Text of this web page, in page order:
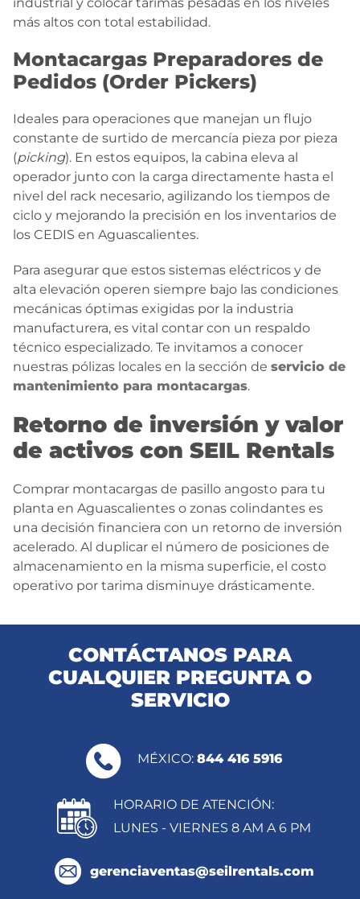
más altos con total estabilidad.
Montacargas Preparadores de
Pedidos (Order Pickers)
Ideales para operaciones que manejan un flujo
constante de surtido de mercancía pieza por pieza
(picking). En estos equipos, la cabina eleva al
operador junto con la carga directamente hasta el
nivel del rack necesario, agilizando los tiempos de
ciclo y mejorando la precisión en los inventarios de
los CEDIS en Aguascalientes.
Para asegurar que estos sistemas eléctricos y de
alta elevación operen siempre bajo las condiciones
mecánicas óptimas exigidas por la industria
manufacturera, es vital contar con un respaldo
técnico especializado. Te invitamos a conocer
nuestras pólizas locales en la sección de servicio de
mantenimiento para montacargas.
Retorno de inversión y valor
de activos con SEIL Rentals
Comprar montacargas de pasillo angosto para tu
planta en Aguascalientes o zonas colindantes es
una decisión financiera con un retorno de inversión
acelerado. Al duplicar el número de posiciones de
almacenamiento en la misma superficie, el costo
operativo por tarima disminuye drásticamente.
CONTÁCTANOS PARA
CUALQUIER PREGUNTA O
SERVICIO
MÉXICO: 844 416 5916
HORARIO DE ATENCIÓN:
LUNES - VIERNES 8 AM A 6 PM
gerenciaventas@seilrentals.com